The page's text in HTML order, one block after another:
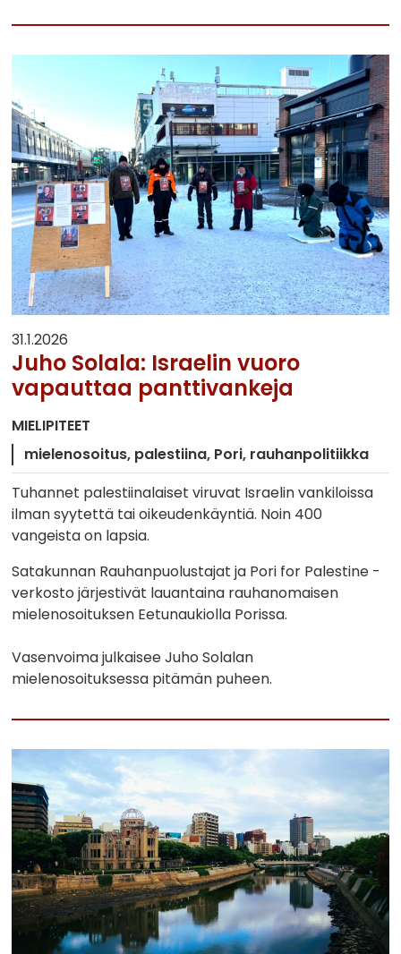
31.1.2026
Juho Solala: Israelin vuoro
vapauttaa panttivankeja
MIELIPITEET
mielenosoitus palestiina Pori rauhanpolitiikka
Tuhannet palestiinalaiset viruvat Israelin vankiloissa
ilman syytettä tai oikeudenkäyntiä. Noin 400
vangeista on lapsia.
Satakunnan Rauhanpuolustajat ja Pori for Palestine -
verkosto järjestivät lauantaina rauhanomaisen
mielenosoituksen Eetunaukiolla Porissa.
Vasenvoima julkaisee Juho Solalan
mielenosoituksessa pitämän puheen.